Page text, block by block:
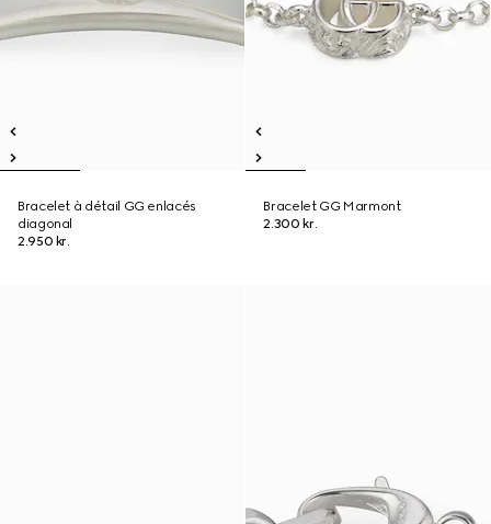
Bracelet à détail GG enlacés
diagonal
2.950 kr.
Bracelet GG Marmont
2.300 kr.